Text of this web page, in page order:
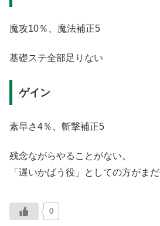
魔攻10％、魔法補正5
基礎ステ全部足りない
ゲイン
素早さ4％、斬撃補正5
残念ながらやることがない。
「遅いかばう役」としての方がま
0